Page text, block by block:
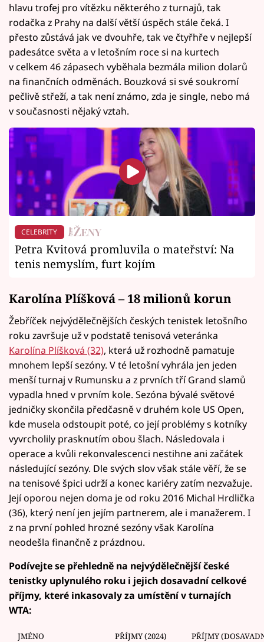
hlavu trofej pro vítězku některého z turnajů, tak
rodačka z Prahy na další větší úspěch stále čeká. I
přesto zůstává jak ve dvouhře, tak ve čtyřhře v nejlepší
padesátce světa a v letošním roce si na kurtech
v celkem 46 zápasech vyběhala bezmála milion dolarů
na finančních odměnách. Bouzková si své soukromí
pečlivě střeží, a tak není známo, zda je single, nebo má
v současnosti nějaký vztah.
CELEBRITY
Petra Kvitová promluvila o mateřství: Na
tenis nemyslím, furt kojím
Karolína Plíšková – 18 milionů korun
Žebříček nejvýdělečnějších českých tenistek letošního
roku završuje už v podstatě tenisová veteránka
Karolína Plíšková (32), která už rozhodně pamatuje
mnohem lepší sezóny. V té letošní vyhrála jen jeden
menší turnaj v Rumunsku a z prvních tří Grand slamů
vypadla hned v prvním kole. Sezóna bývalé světové
jedničky skončila předčasně v druhém kole US Open,
kde musela odstoupit poté, co její problémy s kotníky
vyvrcholily prasknutím obou šlach. Následovala i
operace a kvůli rekonvalescenci nestihne ani začátek
následující sezóny. Dle svých slov však stále věří, že se
na tenisové špici udrží a konec kariéry zatím nezvažuje.
Její oporou nejen doma je od roku 2016 Michal Hrdlička
(36), který není jen jejím partnerem, ale i manažerem. I
z na první pohled hrozné sezóny však Karolína
neodešla finančně z prázdnou.
Podívejte se přehledně na nejvýdělečnější české
tenistky uplynulého roku i jejich dosavadní celkové
příjmy, které inkasovaly za umístění v turnajích
WTA:
JMÉNO PŘÍJMY (2024) PŘÍJMY